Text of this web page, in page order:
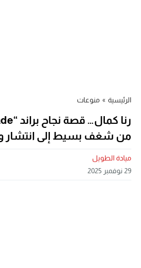
الرئيسية » منوعات
من شغف بسيط إلى انتشار
ميادة الطويل
29 نوفمبر 2025